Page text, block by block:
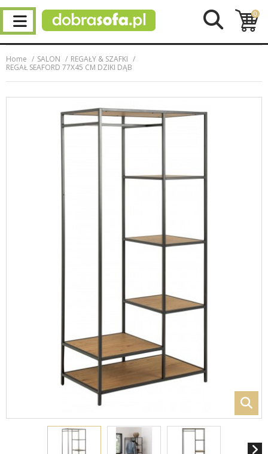
0
Home SALON
REGAŁY & SZAFKI
REGAŁ SEAFORD 77X45 CM DZIKI DĄB